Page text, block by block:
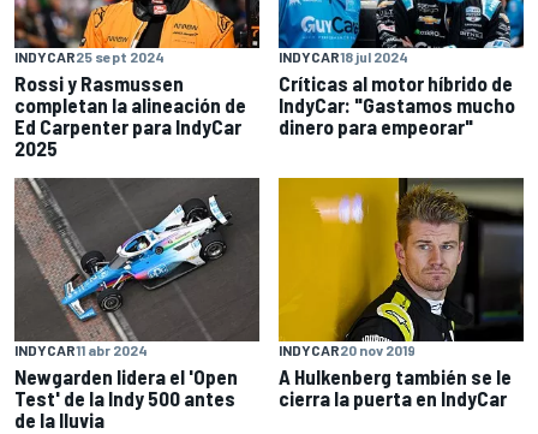
INDYCAR25 sept 2024
Rossi y Rasmussen
completan la alineación de
Ed Carpenter para IndyCar
2025
INDYCAR18 jul 2024
Críticas al motor híbrido de
IndyCar: "Gastamos mucho
dinero para empeorar"
INDYCAR11 abr 2024
Newgarden lidera el 'Open
Test' de la Indy 500 antes
de la lluvia
INDYCAR20 nov 2019
A Hulkenberg también se le
cierra la puerta en IndyCar